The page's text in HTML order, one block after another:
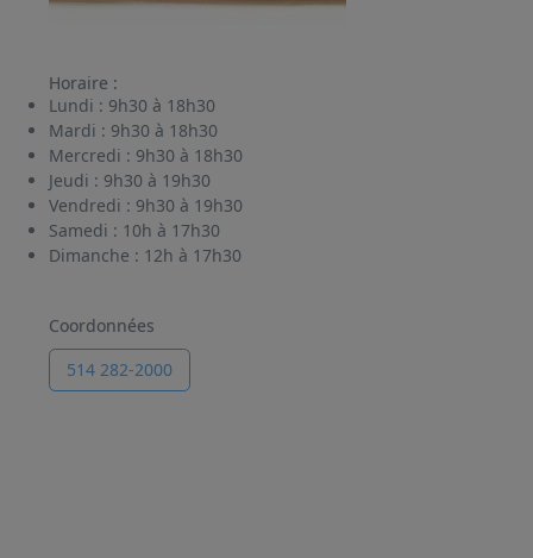
Horaire :
Lundi : 9h30 à 18h30
Mardi : 9h30 à 18h30
Mercredi : 9h30 à 18h30
Jeudi : 9h30 à 19h30
Vendredi : 9h30 à 19h30
Samedi : 10h à 17h30
Dimanche : 12h à 17h30
Coordonnées
514 282-2000